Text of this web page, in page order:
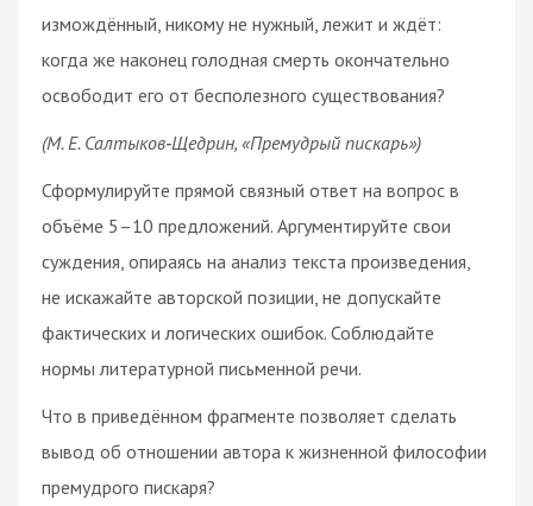
измождённый, никому не нужный, лежит и ждёт:
когда же наконец голодная смерть окончательно
освободит его от бесполезного существования?
(М. Е. Салтыков‑Щедрин, «Премудрый пискарь»)
Сформулируйте прямой связный ответ на вопрос в
объёме 5–10 предложений. Аргументируйте свои
суждения, опираясь на анализ текста произведения,
не искажайте авторской позиции, не допускайте
фактических и логических ошибок. Соблюдайте
нормы литературной письменной речи.
Что в приведённом фрагменте позволяет сделать
вывод об отношении автора к жизненной философии
премудрого пискаря?